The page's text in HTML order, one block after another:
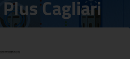
Cagliari